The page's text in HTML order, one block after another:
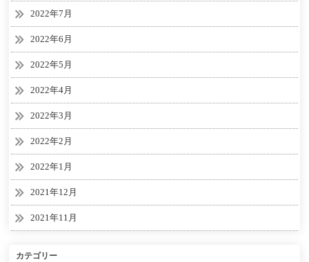
2022年7月
2022年6月
2022年5月
2022年4月
2022年3月
2022年2月
2022年1月
2021年12月
2021年11月
カテゴリー